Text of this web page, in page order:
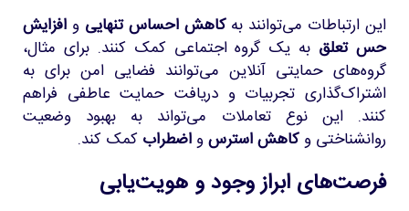
این ارتباطات می‌توانند بهکاهش احساس تنهایی و افزایش
حس تعلق به یک گروه اجتماعی کمک کنند. برای مثال،
گروه‌های حمایتی آنلاین می‌توانند فضایی امن برای به
اشتراک‌گذاری تجربیات و دریافت حمایت عاطفی فراهم
کنند. این نوع تعاملات می‌تواند به بهبود وضعیت
روانشناختی وکاهش استرسواضطراب کمک کند.
فرصت‌های ابراز وجود و هویت‌یابی